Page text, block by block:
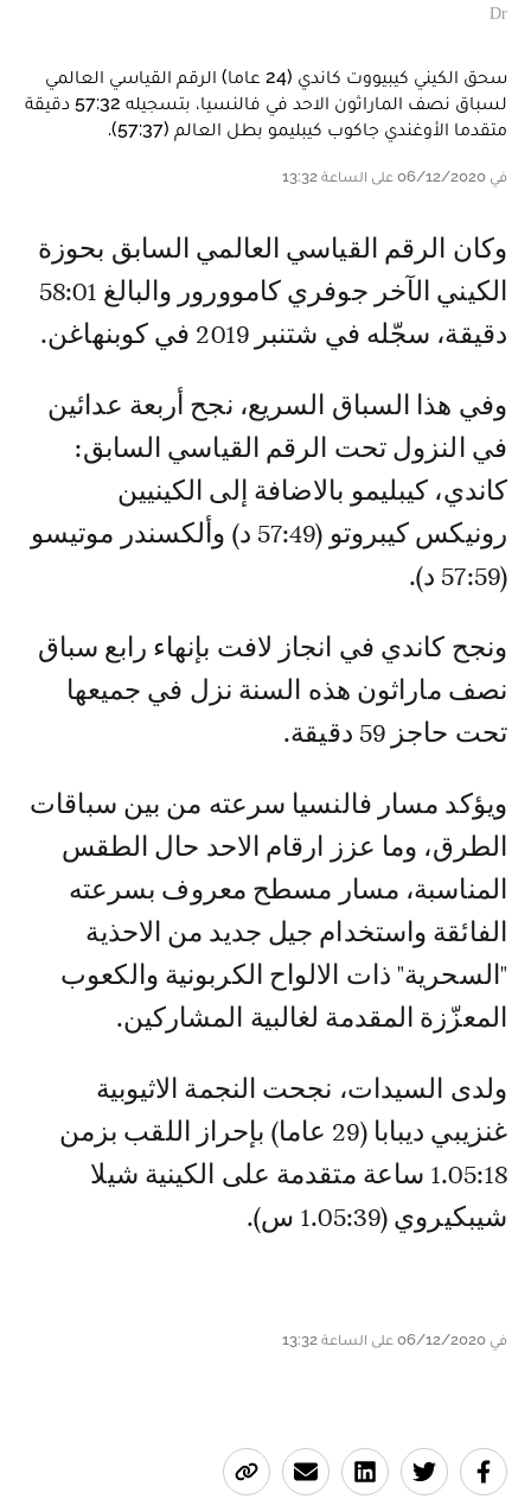
Dr
سحق الكيني كيبيووت كاندي (24 عاما) الرقم القياسي العالمي
لسباق نصف الماراثون الاحد في فالنسيا، بتسجيله 57:32 دقيقة
متقدما الأوغندي جاكوب كيبليمو بطل العالم (57:37).
في 06/12/2020 على الساعة 13:32
وكان الرقم القياسي العالمي السابق بحوزة
الكيني الآخر جوفري كاموورور والبالغ 58:01
دقيقة، سجّله في شتنبر 2019 في كوبنهاغن.
وفي هذا السباق السريع، نجح أربعة عدائين
في النزول تحت الرقم القياسي السابق:
كاندي، كيبليمو بالاضافة إلى الكينيين
رونيكس كيبروتو (57:49 د) وألكسندر موتيسو
(57:59 د).
ونجح كاندي في انجاز لافت بإنهاء رابع سباق
نصف ماراثون هذه السنة نزل في جميعها
تحت حاجز 59 دقيقة.
ويؤكد مسار فالنسيا سرعته من بين سباقات
الطرق، وما عزز ارقام الاحد حال الطقس
المناسبة، مسار مسطح معروف بسرعته
الفائقة واستخدام جيل جديد من الاحذية
"السحرية" ذات الالواح الكربونية والكعوب
المعزّزة المقدمة لغالبية المشاركين.
ولدى السيدات، نجحت النجمة الاثيوبية
غنزيبي ديبابا (29 عاما) بإحراز اللقب بزمن
1.05:18 ساعة متقدمة على الكينية شيلا
شيبكيروي (1.05:39 س).
في 06/12/2020 على الساعة 13:32